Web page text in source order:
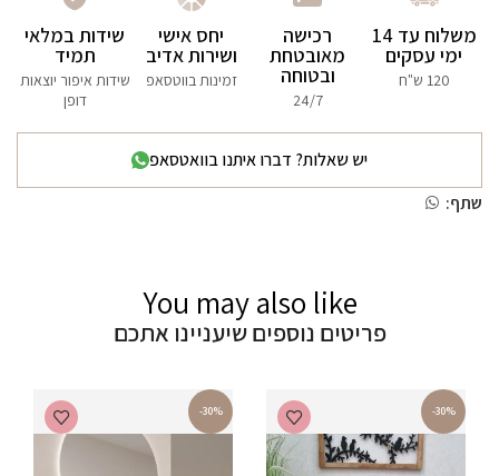
משלוח עד 14
ימי עסקים
120 ש"ח
רכישה
מאובטחת
ובטוחה
24/7
יחס אישי
ושירות אדיב
זמינות בווטסאפ
שידות במלאי
תמיד
שידות איפור יוצאות
דופן
יש שאלות? דברו איתנו בוואטסאפ
שתף:
You may also like
פריטים נוספים שיעניינו אתכם
-30%
-30%